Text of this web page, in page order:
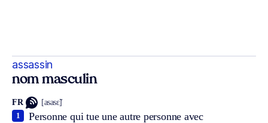
assassin
nom masculin
FR [asasɛ̃]
Personne qui tue une autre personne avec
1